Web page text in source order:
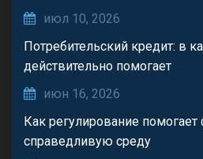
июл 10, 2026
Потребительский кредит: в
действительно помогает
июн 16, 2026
Как регулирование
справедливую среду